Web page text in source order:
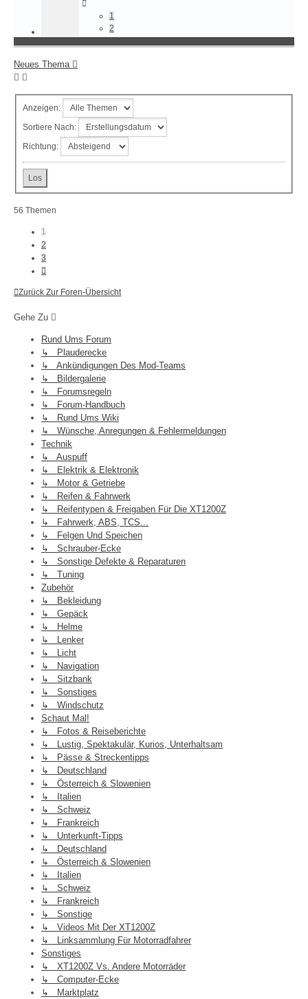
1
2
Neues Thema
Anzeigen:
Sortiere Nach:
Richtung:
56 Themen
1
2
3
Zurück Zur Foren-Übersicht
Gehe Zu
Rund Ums Forum
↳ Plauderecke
↳ Ankündigungen Des Mod-Teams
↳ Bildergalerie
↳ Forumsregeln
↳ Forum-Handbuch
↳ Rund Ums Wiki
↳ Wünsche, Anregungen & Fehlermeldungen
Technik
↳ Auspuff
↳ Elektrik & Elektronik
↳ Motor & Getriebe
↳ Reifen & Fahrwerk
↳ Reifentypen & Freigaben Für Die XT1200Z
↳ Fahrwerk, ABS, TCS...
↳ Felgen Und Speichen
↳ Schrauber-Ecke
↳ Sonstige Defekte & Reparaturen
↳ Tuning
Zubehör
↳ Bekleidung
↳ Gepäck
↳ Helme
↳ Lenker
↳ Licht
↳ Navigation
↳ Sitzbank
↳ Sonstiges
↳ Windschutz
Schaut Mal!
↳ Fotos & Reiseberichte
↳ Lustig, Spektakulär, Kurios, Unterhaltsam
↳ Pässe & Streckentipps
↳ Deutschland
↳ Österreich & Slowenien
↳ Italien
↳ Schweiz
↳ Frankreich
↳ Unterkunft-Tipps
↳ Deutschland
↳ Österreich & Slowenien
↳ Italien
↳ Schweiz
↳ Frankreich
↳ Sonstige
↳ Videos Mit Der XT1200Z
↳ Linksammlung Für Motorradfahrer
Sonstiges
↳ XT1200Z Vs. Andere Motorräder
↳ Computer-Ecke
↳ Marktplatz